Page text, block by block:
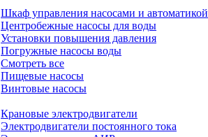
Шкаф управления насосами и автоматикой
Центробежные насосы для воды
Установки повышения давления
Погружные насосы воды
Смотреть все
Пищевые насосы
Винтовые насосы
Крановые электродвигатели
Электродвигатели постоянного тока